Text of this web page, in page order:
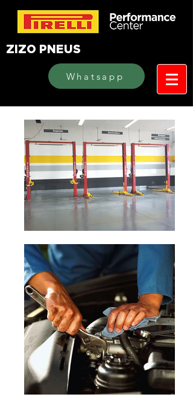
ZIZO PNEUS
Whatsapp